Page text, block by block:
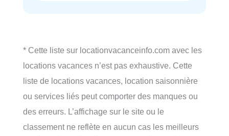
* Cette liste sur locationvacanceinfo.com avec les
locations vacances n’est pas exhaustive. Cette
liste de locations vacances, location saisonnière
ou services liés peut comporter des manques ou
des erreurs. L’affichage sur le site ou le
classement ne reflète en aucun cas les meilleurs